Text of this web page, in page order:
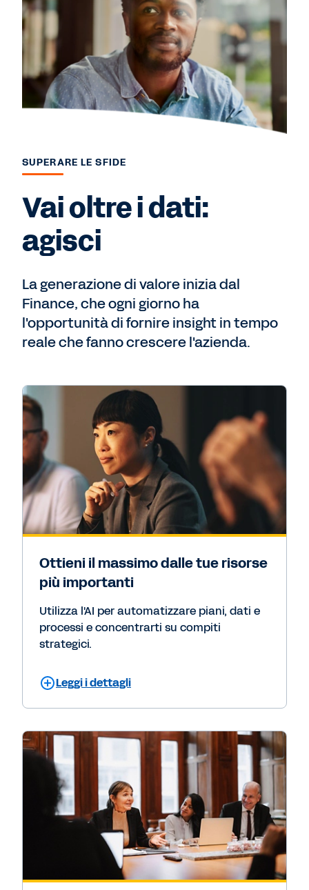
SUPERARE LE SFIDE
Vai oltre i dati:
agisci
La generazione di valore inizia dal
Finance, che ogni giorno ha
l'opportunità di fornire insight in tempo
reale che fanno crescere l'azienda.
Ottieni il massimo dalle tue risorse
più importanti
Utilizza l'AI per automatizzare piani, dati e
processi e concentrarti su compiti
strategici.
Leggi i dettagli